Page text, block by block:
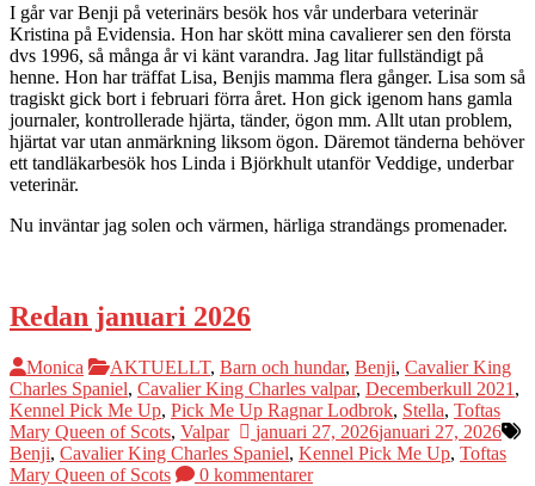
I går var Benji på veterinärs besök hos vår underbara veterinär
Kristina på Evidensia. Hon har skött mina cavalierer sen den första
dvs 1996, så många år vi känt varandra. Jag litar fullständigt på
henne. Hon har träffat Lisa, Benjis mamma flera gånger. Lisa som så
tragiskt gick bort i februari förra året. Hon gick igenom hans gamla
journaler, kontrollerade hjärta, tänder, ögon mm. Allt utan problem,
hjärtat var utan anmärkning liksom ögon. Däremot tänderna behöver
ett tandläkarbesök hos Linda i Björkhult utanför Veddige, underbar
veterinär.
Nu inväntar jag solen och värmen, härliga strandängs promenader.
Redan januari 2026
Monica AKTUELLT, Barn och hundar, Benji, Cavalier King
Charles Spaniel, Cavalier King Charles valpar, Decemberkull 2021 ,
Kennel Pick Me Up, Pick Me Up Ragnar Lodbrok, Stella, Toftas
Mary Queen of Scots, Valpar januari 27, 2026januari 27, 2026
Benji, Cavalier King Charles Spaniel, Kennel Pick Me Up, Toftas
Mary Queen of Scots
0 kommentarer